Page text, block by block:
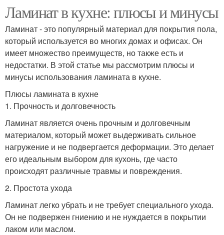
Ламинат в кухне: плюсы и минусы
Ламинат - это популярный материал для покрытия пола,
который используется во многих домах и офисах. Он
имеет множество преимуществ, но также есть и
недостатки. В этой статье мы рассмотрим плюсы и
минусы использования ламината в кухне.
Плюсы ламината в кухне
1. Прочность и долговечность
Ламинат является очень прочным и долговечным
материалом, который может выдерживать сильное
нагружение и не подвергается деформации. Это делает
его идеальным выбором для кухонь, где часто
происходят различные травмы и повреждения.
2. Простота ухода
Ламинат легко убрать и не требует специального ухода.
Он не подвержен гниению и не нуждается в покрытии
лаком или маслом.